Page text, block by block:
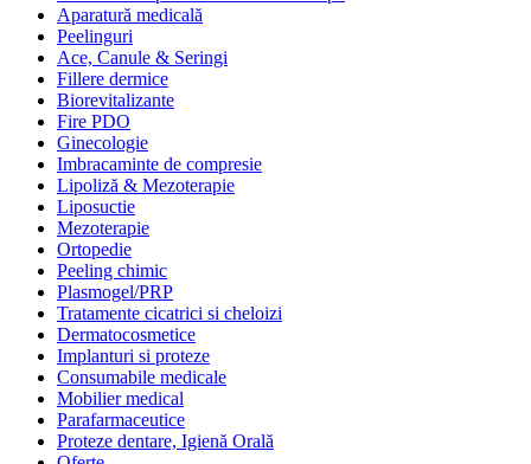
Aparatură medicală
Peelinguri
Ace, Canule & Seringi
Fillere dermice
Biorevitalizante
Fire PDO
Ginecologie
Imbracaminte de compresie
Lipoliză & Mezoterapie
Liposuctie
Mezoterapie
Ortopedie
Peeling chimic
Plasmogel/PRP
Tratamente cicatrici si cheloizi
Dermatocosmetice
Implanturi si proteze
Consumabile medicale
Mobilier medical
Parafarmaceutice
Proteze dentare, Igienă Orală